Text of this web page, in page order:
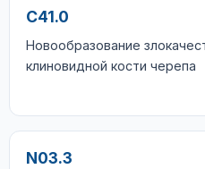
C41.0
Новообразование
клиновидной кости черепа
N03.3